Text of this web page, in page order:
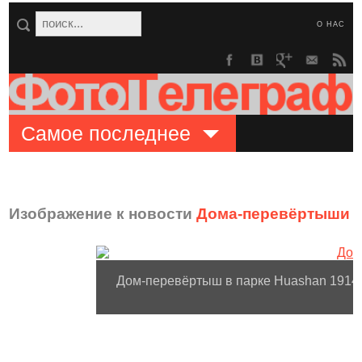
О НАС
Самое последнее
Изображение к новостиДома-перевёртыши
Дом-перевёртыш в парке Huashan 1914